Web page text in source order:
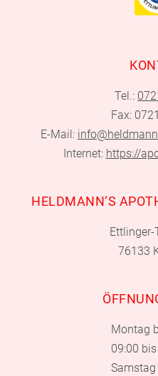
Tel.:
Fax:
E-Mail:
Internet: https://
HELDMANN‘S
Ettlinger-
76133
Montag
09:00
Samstag